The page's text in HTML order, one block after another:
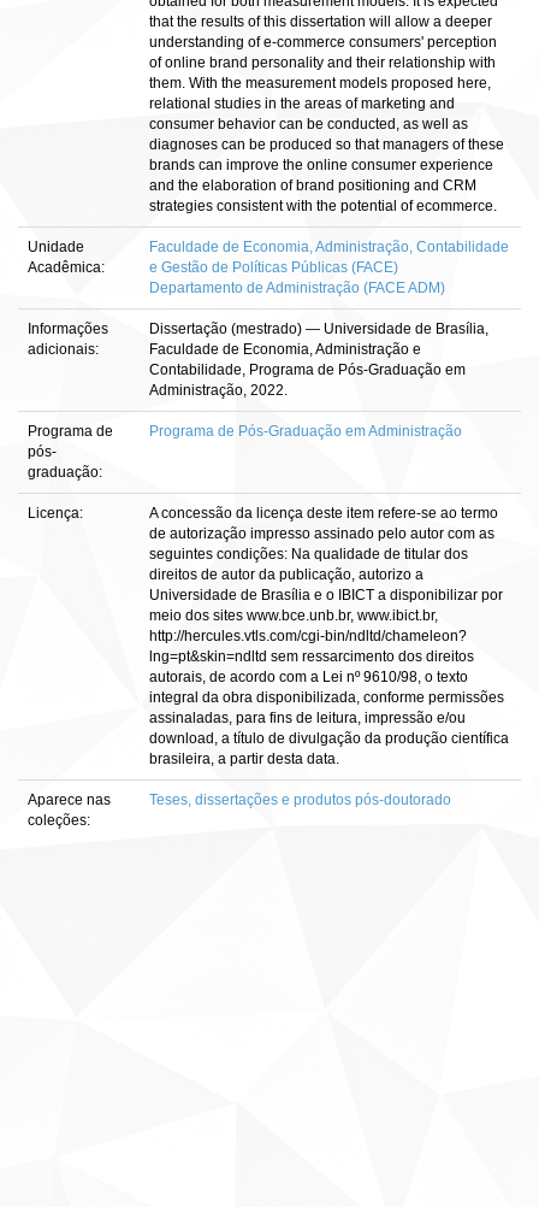
that the results of this dissertation will allow a deeper
understanding of e-commerce consumers' perception
of online brand personality and their relationship with
them. With the measurement models proposed here,
relational studies in the areas of marketing and
consumer behavior can be conducted, as well as
diagnoses can be produced so that managers of these
brands can improve the online consumer experience
and the elaboration of brand positioning and CRM
strategies consistent with the potential of ecommerce.
Unidade
Acadêmica:
Faculdade de Economia, Administração, Contabilidade
e Gestão de Políticas Públicas (FACE)
Departamento de Administração (FACE ADM)
Informações
adicionais:
Dissertação (mestrado) — Universidade de Brasília,
Faculdade de Economia, Administração e
Contabilidade, Programa de Pós-Graduação em
Administração, 2022.
Programa de
pós-
graduação:
Programa de Pós-Graduação em Administração
Licença:
A concessão da licença deste item refere-se ao termo
de autorização impresso assinado pelo autor com as
seguintes condições: Na qualidade de titular dos
direitos de autor da publicação, autorizo a
Universidade de Brasília e o IBICT a disponibilizar por
meio dos sites www.bce.unb.br, www.ibict.br,
http://hercules.vtls.com/cgi-bin/ndltd/chameleon?
lng=pt&skin=ndltd sem ressarcimento dos direitos
autorais, de acordo com a Lei nº 9610/98, o texto
integral da obra disponibilizada, conforme permissões
assinaladas, para fins de leitura, impressão e/ou
download, a título de divulgação da produção científica
brasileira, a partir desta data.
Aparece nas
coleções:
Teses, dissertações e produtos pós-doutorado